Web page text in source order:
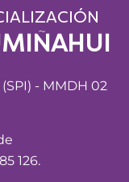
- MMDH 02
126.